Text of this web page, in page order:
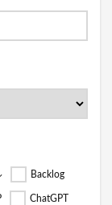
Backlog
ChatGPT